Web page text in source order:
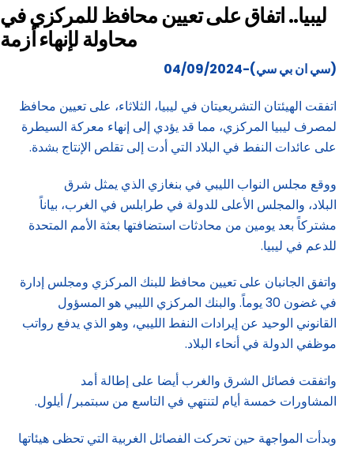
ليبيا.. اتفاق على تعيين محافظ للمركزي في
محاولة لإنهاء أزمة
(سي ان بي سي)-04/09/2024
اتفقت الهيئتان التشريعيتان في ليبيا، الثلاثاء، على تعيين محافظ
لمصرف ليبيا المركزي، مما قد يؤدي إلى إنهاء معركة السيطرة
على عائدات النفط في البلاد التي أدت إلى تقلص الإنتاج بشدة.
ووقع مجلس النواب الليبي في بنغازي الذي يمثل شرق
البلاد، والمجلس الأعلى للدولة في طرابلس في الغرب، بياناً
مشتركاً بعد يومين من محادثات استضافتها بعثة الأمم المتحدة
للدعم في ليبيا.
واتفق الجانبان على تعيين محافظ للبنك المركزي ومجلس إدارة
في غضون 30 يوماً. والبنك المركزي الليبي هو المسؤول
القانوني الوحيد عن إيرادات النفط الليبي، وهو الذي يدفع رواتب
موظفي الدولة في أنحاء البلاد.
واتفقت فصائل الشرق والغرب أيضا على إطالة أمد
المشاورات خمسة أيام لتنتهي في التاسع من سبتمبر/ أيلول.
وبدأت المواجهة حين تحركت الفصائل الغربية التي تحظى هيئاتها